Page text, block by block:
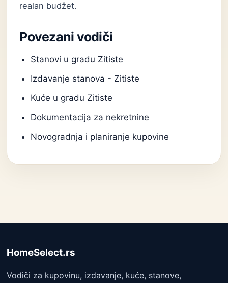
realan budžet.
Povezani vodiči
Stanovi u gradu Zitiste
Izdavanje stanova - Zitiste
Kuće u gradu Zitiste
Dokumentacija za nekretnine
Novogradnja i planiranje kupovine
HomeSelect.rs
Vodiči za kupovinu, izdavanje, kuće, stanove,